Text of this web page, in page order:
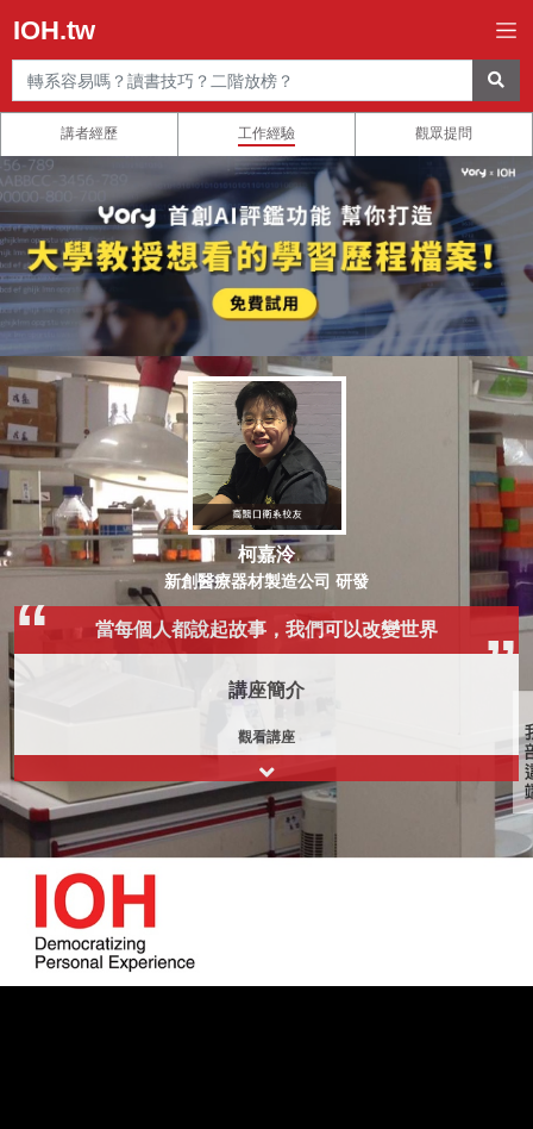
IOH.tw
講者經歷 工作經驗 觀眾提問
柯嘉泠
新創醫療器材製造公司 研發
當每個人都說起故事，我們可以改變世界
講座簡介
觀看講座